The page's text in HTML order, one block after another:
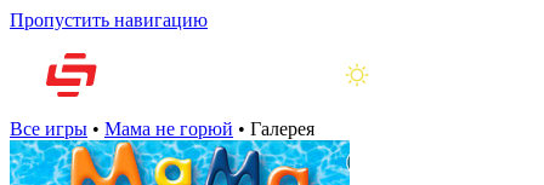
Пропустить навигацию
Все игры • Мама не горюй • Галерея